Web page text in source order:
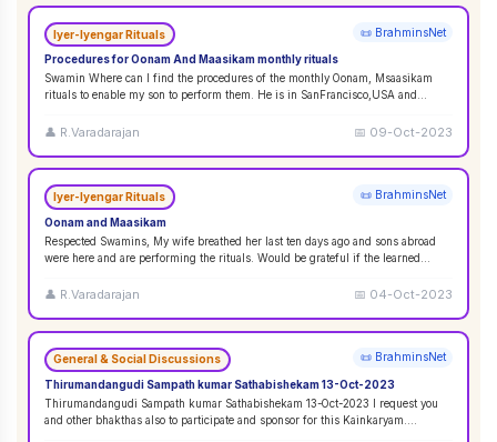
Iyer-Iyengar Rituals 📜 BrahminsNet
Procedures for Oonam And Maasikam monthly rituals
Swamin Where can I find the procedures of the monthly Oonam, Msaasikam
rituals to enable my son to perform them. He is in SanFrancisco,USA and
👤 R.Varadarajan 📅 09-Oct-2023
Iyer-Iyengar Rituals 📜 BrahminsNet
Oonam and Maasikam
Respected Swamins, ​​​​​​My wife breathed her last ten days ago and sons abroad
were here and are performing the rituals. Would be grateful if the learned
👤 R.Varadarajan 📅 04-Oct-2023
General & Social Discussions 📜 BrahminsNet
Thirumandangudi Sampath kumar Sathabishekam 13-Oct-2023
Thirumandangudi Sampath kumar Sathabishekam 13-Oct-2023 I request you
and other bhakthas also to participate and sponsor for this Kainkaryam.